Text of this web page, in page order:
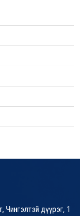
Чингэлтэй дүүрэг, 1